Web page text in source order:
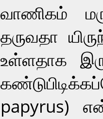
வாணிகம்
தருவதா
உள்ளதாக
papyrus)